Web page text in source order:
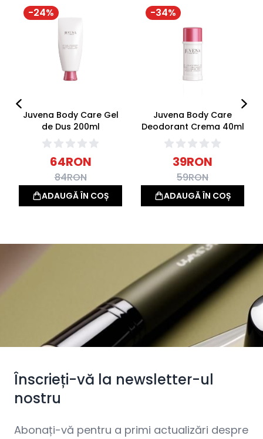
-24%
Juvena Body Care Gel
de Dus 200ml
64RON
84RON
ADAUGĂ ÎN COȘ
-34%
Juvena Body Care
Deodorant Crema 40ml
39RON
59RON
ADAUGĂ ÎN COȘ
Înscrieți-vă la newsletter-ul
nostru
Abonați-vă pentru a primi actualizări despre